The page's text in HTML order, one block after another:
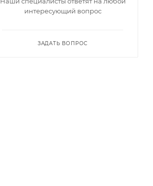
интересующий вопрос
ЗАДАТЬ ВОПРОС